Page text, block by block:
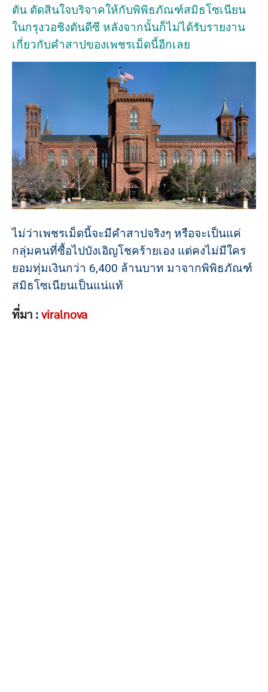
ตัน ตัดสินใจบริจาคให้กับพิพิธภัณฑ์สมิธโซเนียน
ในกรุงวอชิงตันดีซี หลังจากนั้นก็ไม่ได้รับรายงาน
เกี่ยวกับคำสาปของเพชรเม็ดนี้อีกเลย
ไม่ว่าเพชรเม็ดนี้จะมีคำสาปจริงๆ หรือจะเป็นแค่
กลุ่มคนที่ซื้อไปบังเอิญโชคร้ายเอง แต่คงไม่มีใคร
ยอมทุ่มเงินกว่า 6,400 ล้านบาท มาจากพิพิธภัณฑ์
สมิธโซเนียนเป็นแน่แท้
ที่มา : viralnova